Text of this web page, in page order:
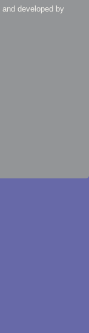
developed by